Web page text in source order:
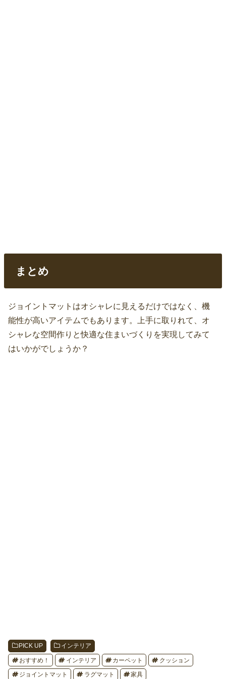
まとめ
ジョイントマットはオシャレに見えるだけではなく、機
能性が高いアイテムでもあります。上手に取りれて、オ
シャレな空間作りと快適な住まいづくりを実現してみて
はいかがでしょうか？
PICK UP インテリア
おすすめ！ インテリア カーペット クッション
ジョイントマット ラグマット 家具